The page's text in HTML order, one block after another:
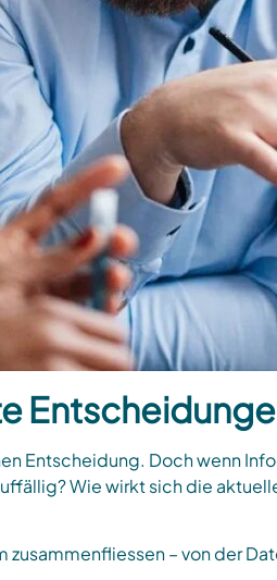
Entscheidung. Doch wenn
Wie wirkt sich die
– von der